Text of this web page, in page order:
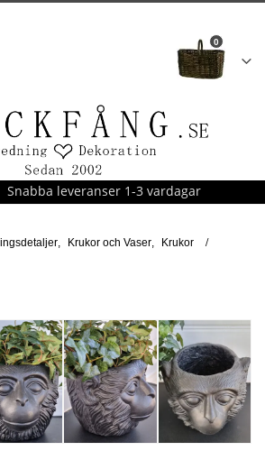
0
Snabba leveranser 1-3 vardagar
Krukor och Vaser
Krukor